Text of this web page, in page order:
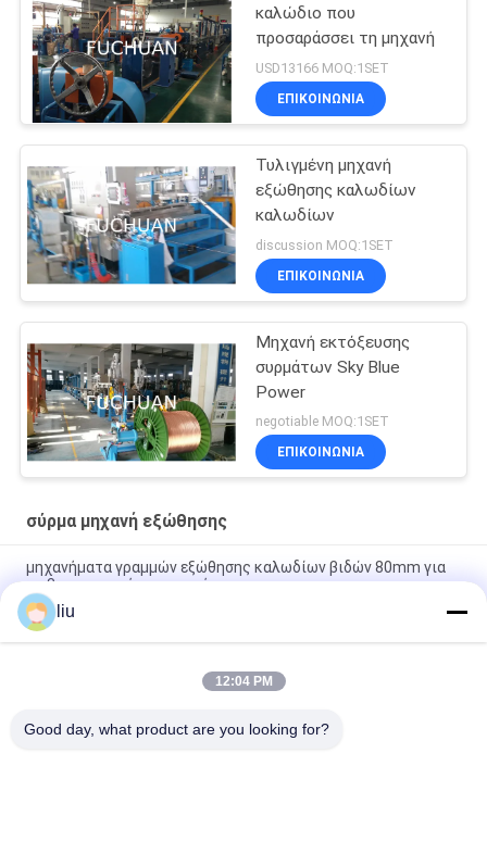
καλώδιο που
προσαράσσει τη μηχανή
USD13166 MOQ:1SET
ΕΠΙΚΟΙΝΩΝΊΑ
Τυλιγμένη μηχανή
εξώθησης καλωδίων
καλωδίων
discussion MOQ:1SET
ΕΠΙΚΟΙΝΩΝΊΑ
Μηχανή εκτόξευσης
συρμάτων Sky Blue
Power
negotiable MOQ:1SET
ΕΠΙΚΟΙΝΩΝΊΑ
σύρμα μηχανή εξώθησης
μηχανήματα γραμμών εξώθησης καλωδίων βιδών 80mm για
τη βιομηχανική παραγωγή
Μηχανή εκτόξευσης καλωδίων 1800kg 200kg/h με βίδα
2000mm και μήκος 3200mm
380V/50Hz ταχύτητα μηχανών 10-80r/min εξωθητών
liu
12:04 PM
Good day, what product are you looking for?